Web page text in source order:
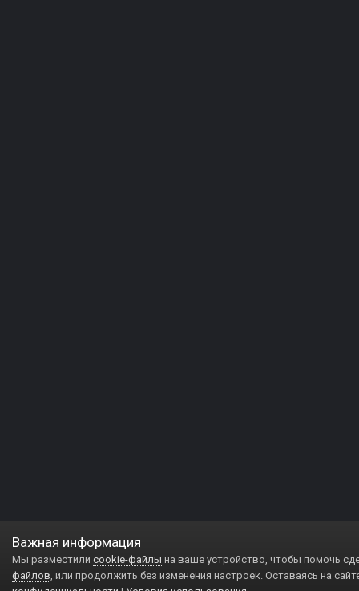
Важная информация
Мы разместили cookie-файлы на ваше устройство, чтобы помочь
файлов, или продолжить без изменения настроек. Оставаясь на